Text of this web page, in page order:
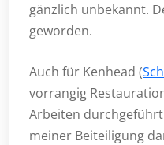
gänzlich unbekannt.
geworden.
Auch für Kenhead (
vorrangig
Arbeiten
meiner Beiteiligung